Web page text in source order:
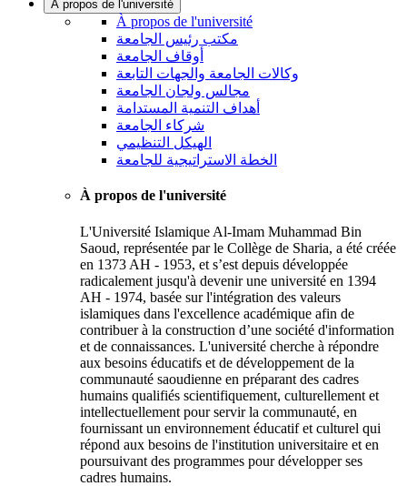
À propos de l'université
À propos de l'université
مكتب رئيس الجامعة
أوقاف الجامعة
وكالات الجامعة والجهات التابعة
مجالس ولجان الجامعة
أهداف التنمية المستدامة
شركاء الجامعة
الهيكل التنظيمي
الخطة الاستراتيجية للجامعة
À propos de l'université
L'Université Islamique Al-Imam Muhammad Bin
Saoud, représentée par le Collège de Sharia, a été créée
en 1373 AH - 1953, et s’est depuis développée
radicalement jusqu'à devenir une université en 1394
AH - 1974, basée sur l'intégration des valeurs
islamiques dans l'excellence académique afin de
contribuer à la construction d’une société d'information
et de connaissances. L'université cherche à répondre
aux besoins éducatifs et de développement de la
communauté saoudienne en préparant des cadres
humains qualifiés scientifiquement, culturellement et
intellectuellement pour servir la communauté, en
fournissant un environnement éducatif et culturel qui
répond aux besoins de l'institution universitaire et en
poursuivant des programmes pour développer ses
cadres humains.